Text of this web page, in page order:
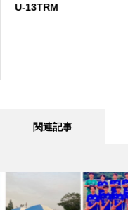
U-13TRM
関連記事